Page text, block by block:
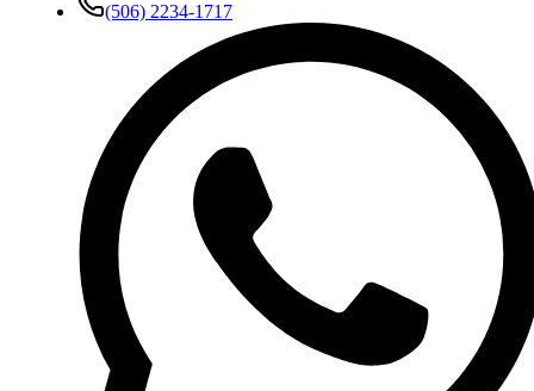
(506) 2234-1717